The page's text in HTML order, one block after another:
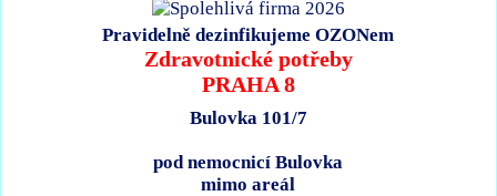
Pravidelně dezinfikujeme OZONem
Zdravotnické potřeby
PRAHA 8
Bulovka 101/7
pod nemocnicí Bulovka
mimo areál